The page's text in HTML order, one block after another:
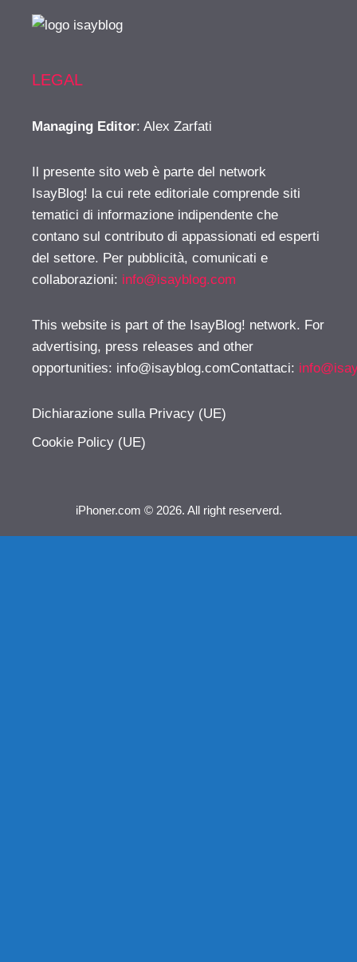
LEGAL
Managing Editor: Alex Zarfati
Il presente sito web è parte del network
IsayBlog! la cui rete editoriale comprende siti
tematici di informazione indipendente che
contano sul contributo di appassionati ed esperti
del settore. Per pubblicità, comunicati e
collaborazioni: info@isayblog.com
This website is part of the IsayBlog! network. For
advertising, press releases and other
opportunities: info@isayblog.comContattaci:
Dichiarazione sulla Privacy (UE)
Cookie Policy (UE)
iPhoner.com © 2026. All right reserverd.